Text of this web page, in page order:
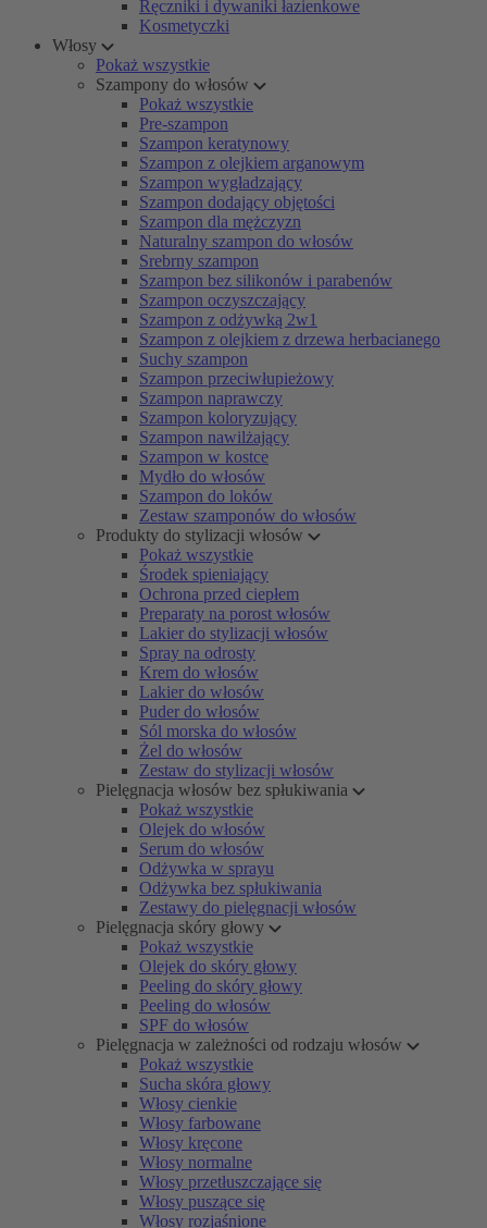
Ręczniki i dywaniki łazienkowe
Kosmetyczki
Włosy
Pokaż wszystkie
Szampony do włosów
Pokaż wszystkie
Pre-szampon
Szampon keratynowy
Szampon z olejkiem arganowym
Szampon wygładzający
Szampon dodający objętości
Szampon dla mężczyzn
Naturalny szampon do włosów
Srebrny szampon
Szampon bez silikonów i parabenów
Szampon oczyszczający
Szampon z odżywką 2w1
Szampon z olejkiem z drzewa herbacianego
Suchy szampon
Szampon przeciwłupieżowy
Szampon naprawczy
Szampon koloryzujący
Szampon nawilżający
Szampon w kostce
Mydło do włosów
Szampon do loków
Zestaw szamponów do włosów
Produkty do stylizacji włosów
Pokaż wszystkie
Środek spieniający
Ochrona przed ciepłem
Preparaty na porost włosów
Lakier do stylizacji włosów
Spray na odrosty
Krem do włosów
Lakier do włosów
Puder do włosów
Sól morska do włosów
Żel do włosów
Zestaw do stylizacji włosów
Pielęgnacja włosów bez spłukiwania
Pokaż wszystkie
Olejek do włosów
Serum do włosów
Odżywka w sprayu
Odżywka bez spłukiwania
Zestawy do pielęgnacji włosów
Pielęgnacja skóry głowy
Pokaż wszystkie
Olejek do skóry głowy
Peeling do skóry głowy
Peeling do włosów
SPF do włosów
Pielęgnacja w zależności od rodzaju włosów
Pokaż wszystkie
Sucha skóra głowy
Włosy cienkie
Włosy farbowane
Włosy kręcone
Włosy normalne
Włosy przetłuszczające się
Włosy puszące się
Włosy rozjaśnione